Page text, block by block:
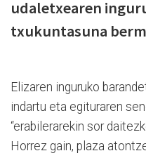
udaletxearen
txukuntasuna
Elizaren inguruko
indartu eta egituraren
“erabilerarekin sor
Horrez gain, plaza